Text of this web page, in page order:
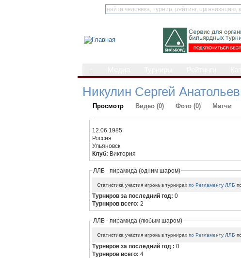
Никулин Сергей
Просмотр Видео (0) Фото (0) Матчи
-
12.06.1985
Россия
Ульяновск
Клуб: Виктория
ЛЛБ - пирамида (одним шаром)
Статистика участия игрока в турнирахпо Регламенту ЛЛБ
Турниров за последний год:0
Турниров всего:2
ЛЛБ - пирамида (любым шаром)
Статистика участия игрока в турнирахпо Регламенту ЛЛБ
Турниров за последний год :0
Турниров всего:4